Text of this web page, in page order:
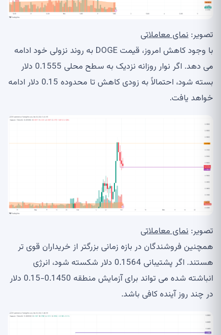
تصویر: نمای معاملاتی
با وجود کاهش امروز، قیمت DOGE به روند نزولی خود ادامه
می دهد. اگر نوار روزانه نزدیک به سطح محلی 0.1555 دلار
بسته شود، احتمالاً به زودی کاهش تا محدوده 0.15 دلار ادامه
خواهد یافت.
تصویر: نمای معاملاتی
همچنین فروشندگان در بازه زمانی بزرگتر از خریداران قوی تر
هستند. اگر پشتیبانی 0.1564 دلار شکسته شود، انرژی
انباشته شده می تواند برای آزمایش منطقه 0.1450-0.15 دلار
در چند روز آینده کافی باشد.